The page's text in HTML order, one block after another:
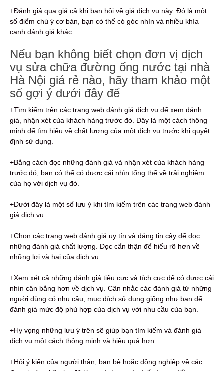
+Đánh giá qua giá cả khi bạn hỏi về giá dịch vụ này. Đó là một
số điểm chú ý cơ bản, bạn có thể có góc nhìn và nhiều khía
cạnh đánh giá khác.
Nếu bạn không biết chọn đơn vị dịch
vụ sửa chữa đường ống nước tại nhà
Hà Nội giá rẻ nào, hãy tham khảo một
số gợi ý dưới đây để
+Tìm kiếm trên các trang web đánh giá dịch vụ để xem đánh
giá, nhận xét của khách hàng trước đó. Đây là một cách thông
minh để tìm hiểu về chất lượng của một dịch vụ trước khi quyết
định sử dụng.
+Bằng cách đọc những đánh giá và nhận xét của khách hàng
trước đó, bạn có thể có được cái nhìn tổng thể về trải nghiệm
của họ với dịch vụ đó.
+Dưới đây là một số lưu ý khi tìm kiếm trên các trang web đánh
giá dịch vụ:
+Chọn các trang web đánh giá uy tín và đáng tin cậy để đọc
những đánh giá chất lượng. Đọc cẩn thận để hiểu rõ hơn về
những lợi và hại của dịch vụ.
+Xem xét cả những đánh giá tiêu cực và tích cực để có được cái
nhìn cân bằng hơn về dịch vụ. Cân nhắc các đánh giá từ những
người dùng có nhu cầu, mục đích sử dụng giống như bạn để
đánh giá mức độ phù hợp của dịch vụ với nhu cầu của bạn.
+Hy vọng những lưu ý trên sẽ giúp bạn tìm kiếm và đánh giá
dịch vụ một cách thông minh và hiệu quả hơn.
+Hỏi ý kiến ​​của người thân, bạn bè hoặc đồng nghiệp về các